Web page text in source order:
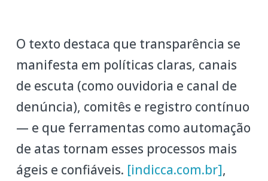
O texto destaca que transparência se
manifesta em políticas claras, canais
de escuta (como ouvidoria e canal de
denúncia), comitês e registro contínuo
— e que ferramentas como automação
de atas tornam esses processos mais
ágeis e confiáveis. [indicca.com.br],